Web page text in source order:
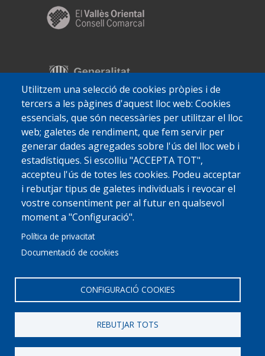
Utilitzem una selecció de cookies pròpies i de
tercers a les pàgines d'aquest lloc web: Cookies
essencials, que són necessàries per utilitzar el lloc
web; galetes de rendiment, que fem servir per
generar dades agregades sobre l'ús del lloc web i
estadístiques. Si escolliu "ACCEPTA TOT",
accepteu l'ús de totes les cookies. Podeu acceptar
i rebutjar tipus de galetes individuals i revocar el
vostre consentiment per al futur en qualsevol
moment a "Configuració".
Política de privacitat
Documentació de cookies
CONFIGURACIÓ COOKIES
REBUTJAR TOTS
© 2022 Ajuntament La GarrigaAvis legal
Protecció de dades
Política de CookiesImplementat perPerception